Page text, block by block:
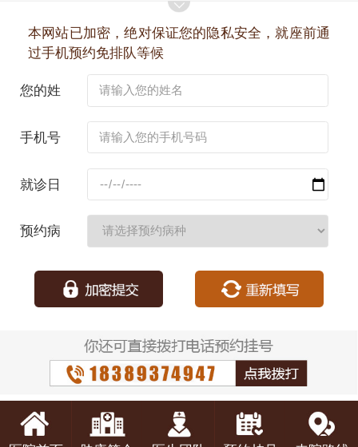
本网站已加密，绝对保证您的隐私安全，就座前通
过手机预约免排队等候
您的姓
手机号
就诊日
预约病